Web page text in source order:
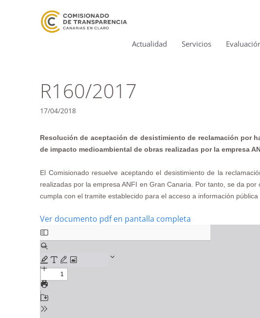
Actualidad Servicios
R160/2017
17/04/2018
Resolución de aceptación de desistimiento de reclamación por
de impacto medioambiental de obras realizadas por la empresa
El Comisionado resuelve aceptando el desistimiento de la
realizadas por la empresa ANFI en Gran Canaria. Por tanto, se da
cumpla con el tramite establecido para el acceso a información
Ver documento pdf en pantalla completa